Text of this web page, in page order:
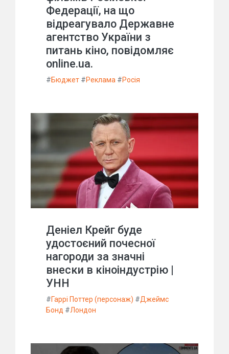
Федерації, на що
відреагувало Державне
агентство України з
питань кіно, повідомляє
online.ua.
#Бюджет #Реклама #Росія
Деніел Крейг буде
удостоєний почесної
нагороди за значні
внески в кіноіндустрію |
УНН
#Гаррі Поттер (персонаж) #Джеймс
Бонд #Лондон